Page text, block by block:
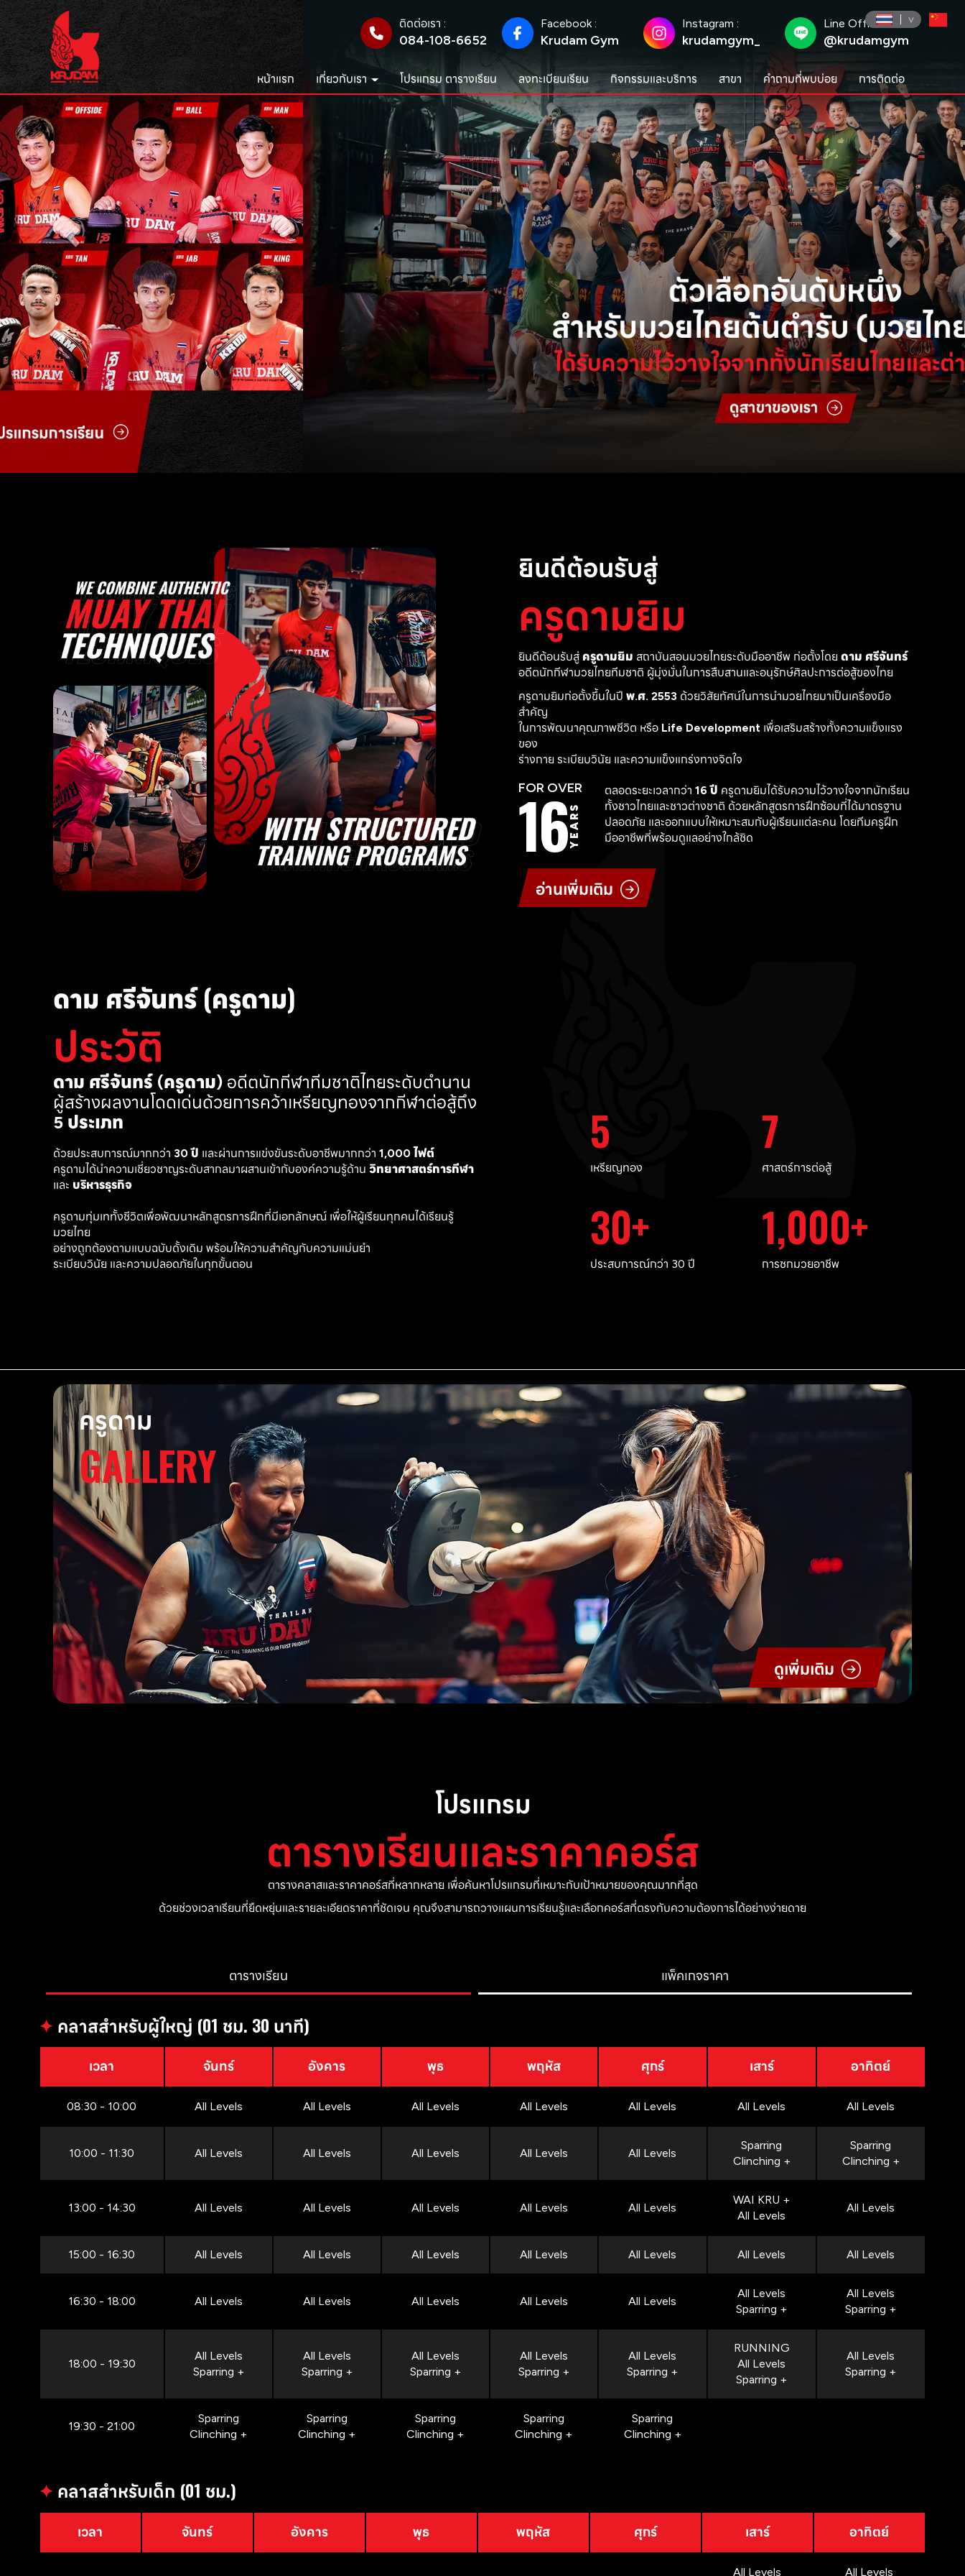
ติดต่อเรา :
084-108-6652
Facebook :
Krudam Gym
Instagram :
krudamgym_
Line Official :
@krudamgym
หน้าแรก เกี่ยวกับเรา โปรแกรม ตารางเรียน ลงทะเบียนเรียน กิจกรรมและบริการ สาขา คำถามที่พบบ่อย การติดต่อ
ยินดีต้อนรับสู่
ครูดามยิม
ยินดีต้อนรับสู่ ครูดามยิม สถาบันสอนมวยไทยระดับมืออาชีพ ก่อตั้งโดย ดาม ศรีจันทร์
อดีตนักกีฬามวยไทยทีมชาติ ผู้มุ่งมั่นในการสืบสานและอนุรักษ์ศิลปะการต่อสู้ของไทย
ครูดามยิมก่อตั้งขึ้นในปี พ.ศ. 2553 ด้วยวิสัยทัศน์ในการนำมวยไทยมาเป็นเครื่องมือ
สำคัญ
ในการพัฒนาคุณภาพชีวิต หรือ Life Development เพื่อเสริมสร้างทั้งความแข็งแรง
ของ
ร่างกาย ระเบียบวินัย และความแข็งแกร่งทางจิตใจ
FOR OVER
16YEARS
ตลอดระยะเวลากว่า 16 ปี ครูดามยิมได้รับความไว้วางใจจากนักเรียน
ทั้งชาวไทยและชาวต่างชาติ ด้วยหลักสูตรการฝึกซ้อมที่ได้มาตรฐาน
ปลอดภัย และออกแบบให้เหมาะสมกับผู้เรียนแต่ละคน โดยทีมครูฝึก
มืออาชีพที่พร้อมดูแลอย่างใกล้ชิด
อ่านเพิ่มเติม
ดาม ศรีจันทร์ (ครูดาม)
ประวัติ
ดาม ศรีจันทร์ (ครูดาม) อดีตนักกีฬาทีมชาติไทยระดับตำนาน
ผู้สร้างผลงานโดดเด่นด้วยการคว้าเหรียญทองจากกีฬาต่อสู้ถึง
5 ประเภท
ด้วยประสบการณ์มากกว่า 30 ปี และผ่านการแข่งขันระดับอาชีพมากกว่า 1,000 ไฟต์
ครูดามได้นำความเชี่ยวชาญระดับสากลมาผสานเข้ากับองค์ความรู้ด้าน วิทยาศาสตร์การกีฬา
และ บริหารธุรกิจ
ครูดามทุ่มเททั้งชีวิตเพื่อพัฒนาหลักสูตรการฝึกที่มีเอกลักษณ์ เพื่อให้ผู้เรียนทุกคนได้เรียนรู้
มวยไทย
อย่างถูกต้องตามแบบฉบับดั้งเดิม พร้อมให้ความสำคัญกับความแม่นยำ
ระเบียบวินัย และความปลอดภัยในทุกขั้นตอน
5
เหรียญทอง
7
ศาสตร์การต่อสู้
30
ประสบการณ์กว่า 30 ปี
1,000
การชกมวยอาชีพ
ครูดาม
GALLERY
ดูเพิ่มเติม
โปรแกรม
ตารางเรียนและราคาคอร์ส
ตารางคลาสและราคาคอร์สที่หลากหลาย เพื่อค้นหาโปรแกรมที่เหมาะกับเป้าหมายของคุณมากที่สุด
ด้วยช่วงเวลาเรียนที่ยืดหยุ่นและรายละเอียดราคาที่ชัดเจน คุณจึงสามารถวางแผนการเรียนรู้และเลือกคอร์สที่ตรงกับความต้องการได้อย่างง่ายดาย
ตารางเรียน แพ็คเกจราคา
✦คลาสสำหรับผู้ใหญ่ (01 ชม. 30 นาที)
เวลา จันทร์ อังคาร พุธ พฤหัส ศุกร์ เสาร์ อาทิตย์
08:30 - 10:00 All Levels All Levels All Levels All Levels All Levels All Levels All Levels
10:00 - 11:30 All Levels All Levels All Levels All Levels All Levels
Sparring
Clinching +
Sparring
Clinching +
13:00 - 14:30 All Levels All Levels All Levels All Levels All Levels
WAI KRU +
All Levels
All Levels
15:00 - 16:30 All Levels All Levels All Levels All Levels All Levels All Levels All Levels
16:30 - 18:00 All Levels All Levels All Levels All Levels All Levels
All Levels
Sparring +
All Levels
Sparring +
18:00 - 19:30
All Levels
Sparring +
All Levels
Sparring +
All Levels
Sparring +
All Levels
Sparring +
All Levels
Sparring +
RUNNING
All Levels
Sparring +
All Levels
Sparring +
19:30 - 21:00
Sparring
Clinching +
Sparring
Clinching +
Sparring
Clinching +
Sparring
Clinching +
Sparring
Clinching +
✦คลาสสำหรับเด็ก (01 ชม.)
เวลา จันทร์ อังคาร พุธ พฤหัส ศุกร์ เสาร์ อาทิตย์
All Levels All Levels